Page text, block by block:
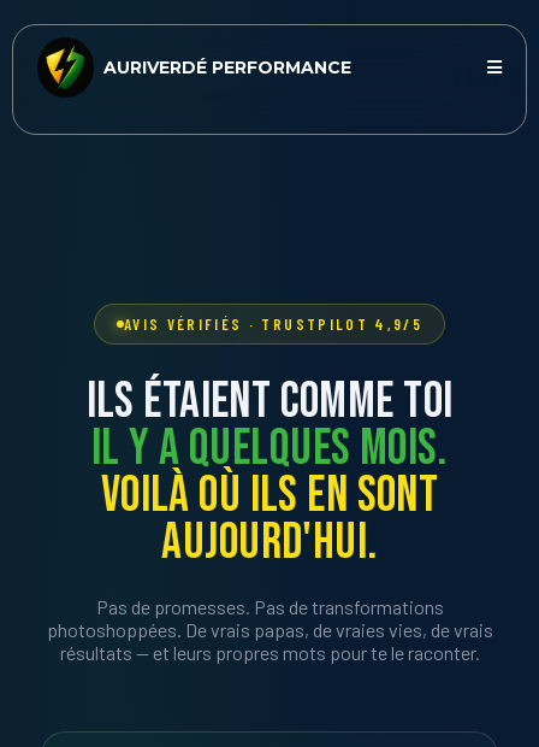
AURIVERDÉ PERFORMANCE
AVIS VÉRIFIÉS · TRUSTPILOT 4,9/5
ILS ÉTAIENT COMME TOI
IL Y A QUELQUES MOIS.
VOILÀ OÙ ILS EN SONT
AUJOURD'HUI.
Pas de promesses. Pas de transformations
photoshoppées. De vrais papas, de vraies vies, de vrais
résultats — et leurs propres mots pour te le raconter.